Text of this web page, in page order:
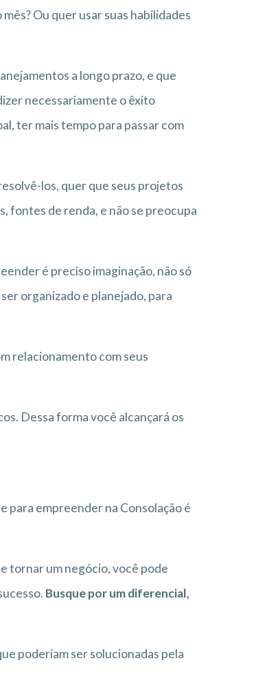
Ou quer usar suas habilidades
a longo prazo, e que
necessariamente o êxito
ter mais tempo para passar com
los, quer que seus projetos
fontes de renda, e não se preocupa
é preciso imaginação, não só
organizado e planejado, para
relacionamento com seus
Dessa forma você alcançará os
para empreender na Consolação é
tornar um negócio, você pode
Busque por um diferencial,
poderiam ser solucionadas pela